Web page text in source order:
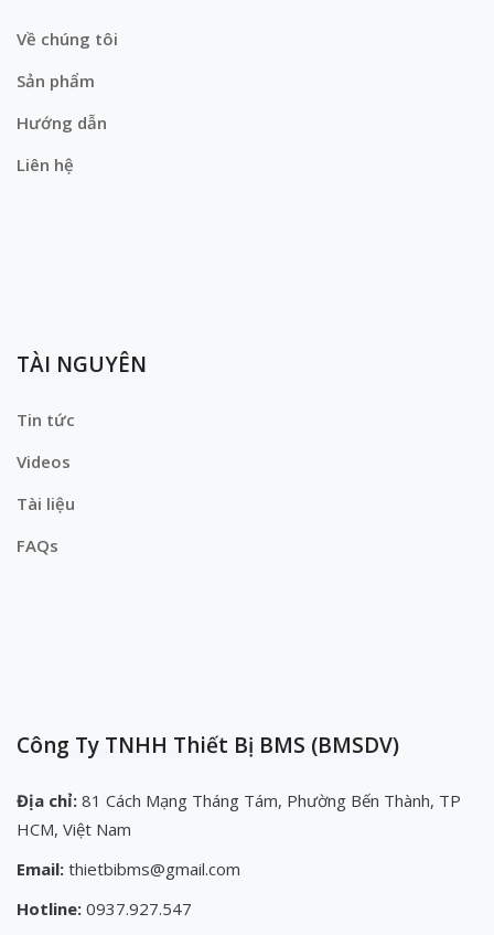
Về chúng tôi
Sản phẩm
Hướng dẫn
Liên hệ
TÀI NGUYÊN
Tin tức
Videos
Tài liệu
FAQs
Công Ty TNHH Thiết Bị BMS (BMSDV)
Địa chỉ: 81 Cách Mạng Tháng Tám, Phường Bến Thành, TP
HCM, Việt Nam
Email: thietbibms@gmail.com
Hotline: 0937.927.547